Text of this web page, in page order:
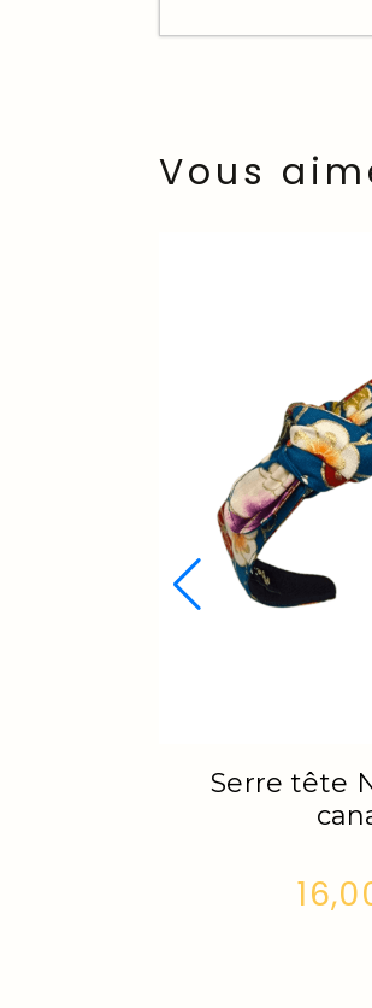
Vous
Serre